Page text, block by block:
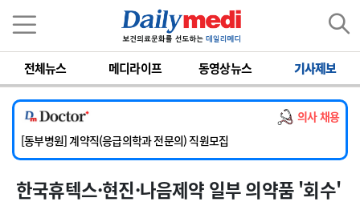
전체뉴스 메디라이프 동영상뉴스 기사제보
의사 채용
[서울아산병원] 2026년 하반기 인턴 모집
[영남대학교의료원] 마취통증의학과 임기제 임상의사 채용
[충남대학교병원] 소아청소년과(소아응급전담) 계약직 의사 공개채용
[동부병원] 계약직(응급의학과 전문의) 직원모집
[이대목동병원] 하반기 전공의(레지던트1년차) 모집
[서울아산병원] 2026년 하반기 인턴 모집
한국휴텍스·현진·나음제약 일부 의약품 '회수'